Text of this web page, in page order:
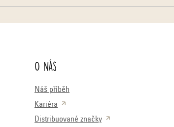
O nás
Náš příběh
Kariéra
Distribuované značky